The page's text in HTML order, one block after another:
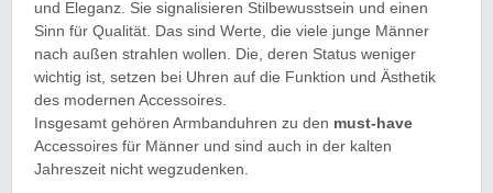
und Eleganz. Sie signalisieren Stilbewusstsein und einen
Sinn für Qualität. Das sind Werte, die viele junge Männer
nach außen strahlen wollen. Die, deren Status weniger
wichtig ist, setzen bei Uhren auf die Funktion und Ästhetik
des modernen Accessoires.
Insgesamt gehören Armbanduhren zu den must-have
Accessoires für Männer und sind auch in der kalten
Jahreszeit nicht wegzudenken.